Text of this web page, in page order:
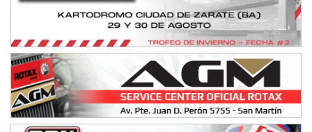
ENTRERRIANO - F6 (POSTERGADA)
Parque de la Velocidad (Asfalto)
VICTORIENSE - F7
El Cerro (Tierra)
Victoria (Entre Ríos)
PATAGONICO - F6
Moto Club Reginense (Tierra)